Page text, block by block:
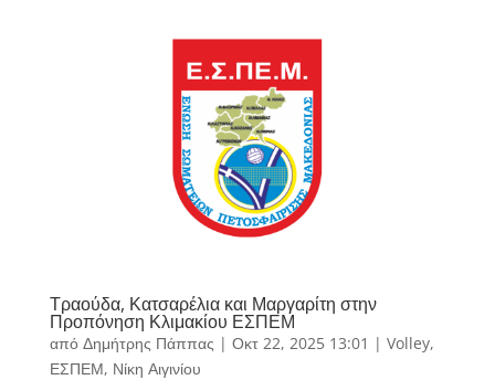
Τραούδα, Κατσαρέλια και Μαργαρίτη στην
Προπόνηση Κλιμακίου ΕΣΠΕΜ
από Δημήτρης Πάππας | Οκτ 22, 2025 13:01 | Volley,
ΕΣΠΕΜ, Νίκη Αιγινίου